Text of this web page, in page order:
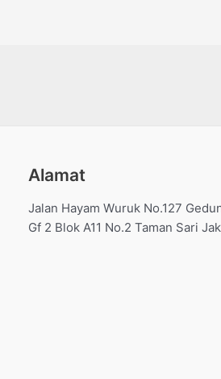
Alamat
Jalan Hayam Wuruk No.127
Gf 2 Blok A11 No.2 Taman Sari